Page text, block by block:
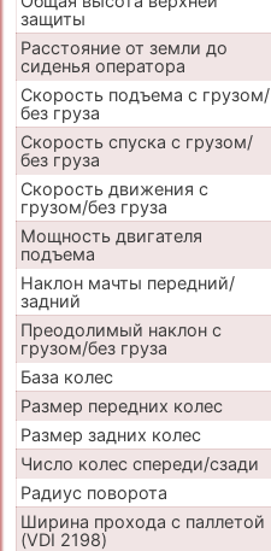
защиты
Расстояние от земли до
сиденья оператора
Скорость подъема с грузом/
без груза
Скорость спуска с грузом/
без груза
Скорость движения с
грузом/без груза
Мощность двигателя
подъема
Наклон мачты передний/
задний
Преодолимый наклон с
грузом/без груза
База колес
Размер передних колес
Размер задних колес
Число колес спереди/сзади
Радиус поворота
Ширина прохода с паллетой
(VDI 2198)